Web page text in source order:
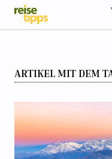
Skip to Content
ARTIKEL MIT DEM